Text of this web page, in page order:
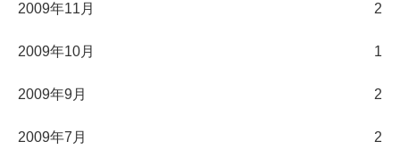
2009年11月 2
2009年10月 1
2009年9月 2
2009年7月 2